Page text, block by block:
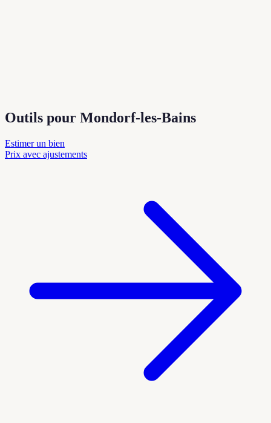
Outils pour Mondorf-les-Bains
Estimer un bien
Prix avec ajustements